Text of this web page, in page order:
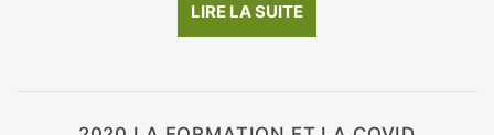
LIRE LA SUITE